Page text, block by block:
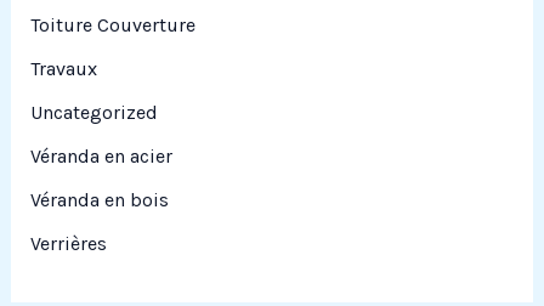
Toiture Couverture
Travaux
Uncategorized
Véranda en acier
Véranda en bois
Verrières